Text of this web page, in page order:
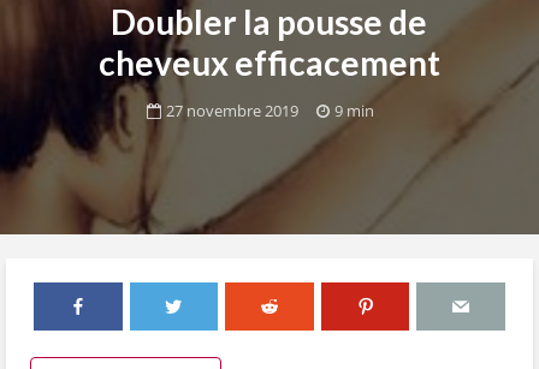
Doubler la pousse de
cheveux efficacement
27 novembre 2019 9 min